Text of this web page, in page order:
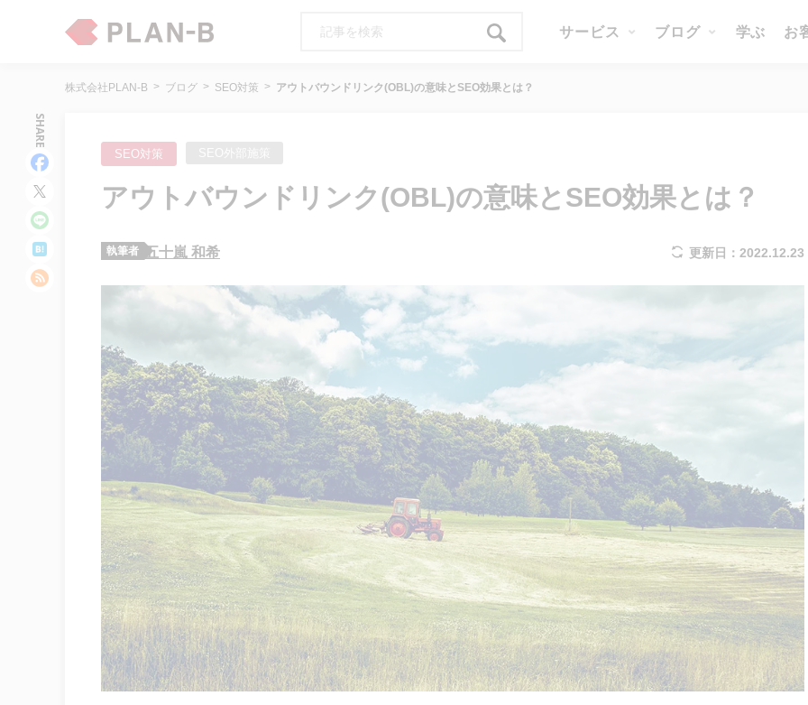
サービス ブログ 学ぶ お
株式会社PLAN-B ブログ SEO対策 アウトバウンドリンク(OBL)の意味とSEO効果とは？
SEO対策
アウトバウンドリンク(OBL)の意味とSEO効果とは？
執筆者 五十嵐 和希 更新日：2022.12.23
SHARE